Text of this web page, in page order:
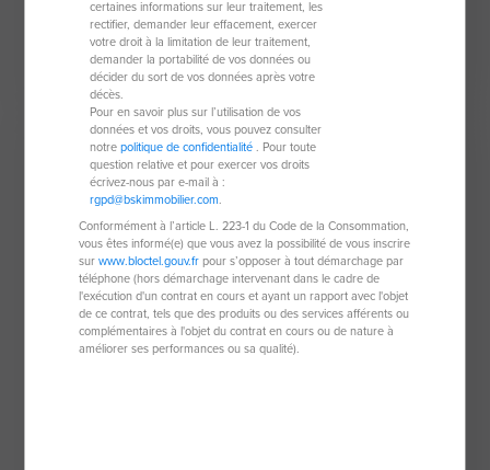
terrain
477 000 €
certaines informations sur leur traitement, les
rectifier, demander leur effacement, exercer
votre droit à la limitation de leur traitement,
demander la portabilité de vos données ou
décider du sort de vos données après votre
décès.
Pour en savoir plus sur l’utilisation de vos
données et vos droits, vous pouvez consulter
notrepolitique de confidentialité. Pour toute
question relative et pour exercer vos droits
écrivez-nous par e-mail à :
rgpd@bskimmobilier.com.
Conformément à l’article L. 223-1 du Code de la Consommation,
vous êtes informé(e) que vous avez la possibilité de vous inscrire
surwww.bloctel.gouv.frpour s’opposer à tout démarchage par
téléphone (hors démarchage intervenant dans le cadre de
l'exécution d'un contrat en cours et ayant un rapport avec l'objet
de ce contrat, tels que des produits ou des services afférents ou
complémentaires à l'objet du contrat en cours ou de nature à
améliorer ses performances ou sa qualité).